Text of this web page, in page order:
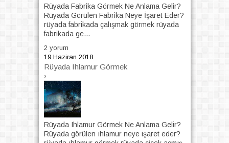
Rüyada Fabrika Görmek Ne Anlama Gelir?
Rüyada Görülen Fabrika Neye İşaret Eder?
rüyada fabrikada çalışmak görmek rüyada
fabrikada ge...
2 yorum
19 Haziran 2018
Rüyada Ihlamur Görmek
›
Rüyada Ihlamur Görmek Ne Anlama Gelir?
Rüyada görülen ıhlamur neye işaret eder?